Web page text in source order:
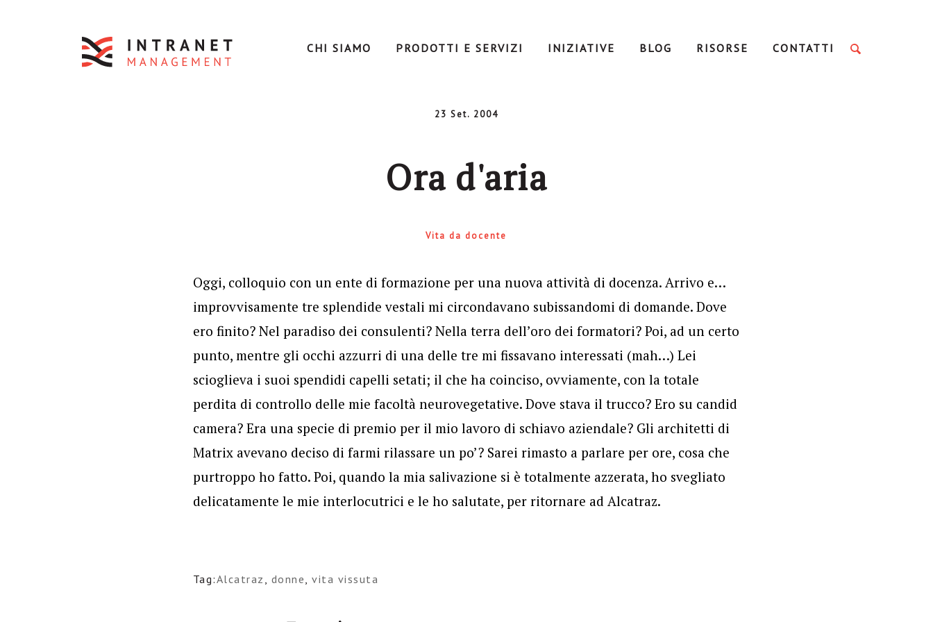
CHI SIAMO PRODOTTI E SERVIZI INIZIATIVE BLOG RISORSE CONTATTI
23 Set. 2004
Ora d'aria
Vita da docente
Oggi, colloquio con un ente di formazione per una nuova attività di docenza. Arrivo e…
improvvisamente tre splendide vestali mi circondavano subissandomi di domande. Dove
ero finito? Nel paradiso dei consulenti? Nella terra dell’oro dei formatori? Poi, ad un certo
punto, mentre gli occhi azzurri di una delle tre mi fissavano interessati (mah…) Lei
scioglieva i suoi spendidi capelli setati; il che ha coinciso, ovviamente, con la totale
perdita di controllo delle mie facoltà neurovegetative. Dove stava il trucco? Ero su candid
camera? Era una specie di premio per il mio lavoro di schiavo aziendale? Gli architetti di
Matrix avevano deciso di farmi rilassare un po’? Sarei rimasto a parlare per ore, cosa che
purtroppo ho fatto. Poi, quando la mia salivazione si è totalmente azzerata, ho svegliato
delicatamente le mie interlocutrici e le ho salutate, per ritornare ad Alcatraz.
Tag:Alcatraz , donne,vita vissuta